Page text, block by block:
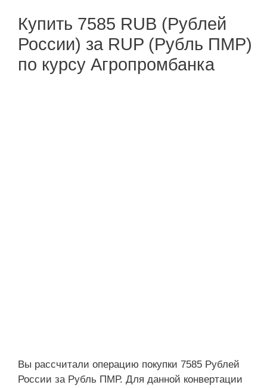
Купить 7585 RUB (Рублей
России) за RUP (Рубль ПМР)
по курсу Агропромбанка
Вы рассчитали операцию покупки 7585 Рублей
России за Рубль ПМР. Для данной конвертации